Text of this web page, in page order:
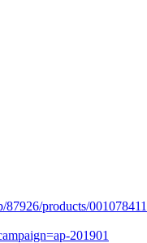
products/
201901